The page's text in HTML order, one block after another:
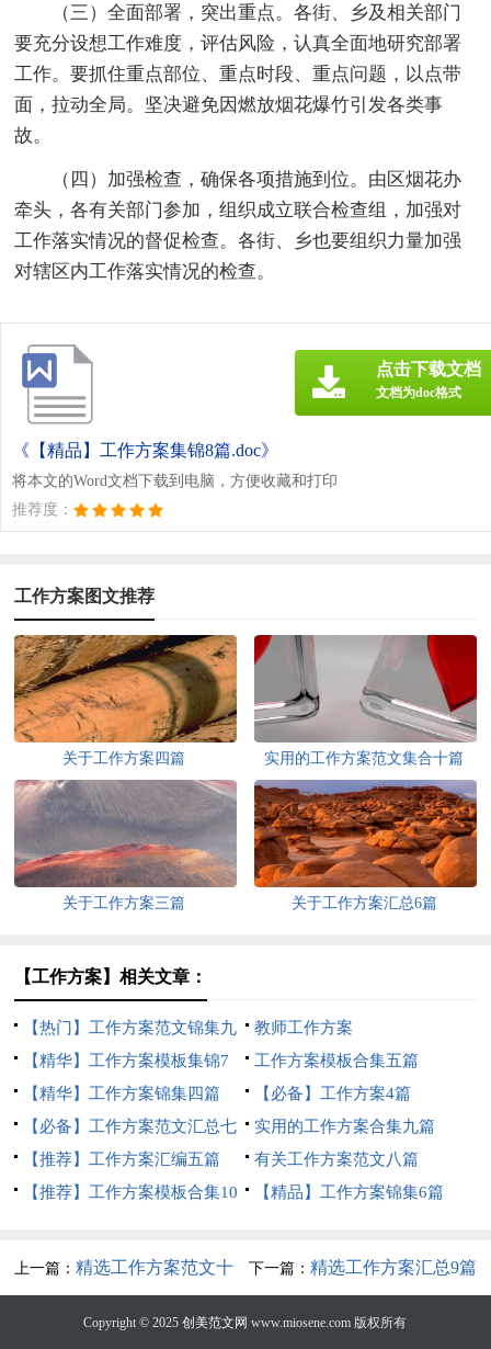
（三）全面部署，突出重点。各街、乡及相关部门
要充分设想工作难度，评估风险，认真全面地研究部署
工作。要抓住重点部位、重点时段、重点问题，以点带
面，拉动全局。坚决避免因燃放烟花爆竹引发各类事
故。
（四）加强检查，确保各项措施到位。由区烟花办
牵头，各有关部门参加，组织成立联合检查组，加强对
工作落实情况的督促检查。各街、乡也要组织力量加强
对辖区内工作落实情况的检查。
《【精品】工作方案集锦8篇.doc》
将本文的Word文档下载到电脑，方便收藏和打印
推荐度：
点击下载文档
文档为doc格式
工作方案图文推荐
关于工作方案四篇 实用的工作方案范文集合十篇
关于工作方案三篇 关于工作方案汇总6篇
【工作方案】相关文章：
【热门】工作方案范文锦集九
篇
教师工作方案
【精华】工作方案模板集锦7
篇
工作方案模板合集五篇
【精华】工作方案锦集四篇
【必备】工作方案4篇
【必备】工作方案范文汇总七
篇
实用的工作方案合集九篇
【推荐】工作方案汇编五篇
有关工作方案范文八篇
【推荐】工作方案模板合集10
【精品】工作方案锦集6篇
上一篇：精选工作方案范文十
下一篇： 精选工作方案汇总9篇
Copyright © 2025创美范文网 www.miosene.com 版权所有